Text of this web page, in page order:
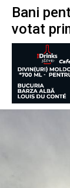
Bani
votat